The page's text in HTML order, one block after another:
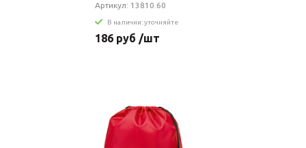
Артикул: 13810.60
В наличии: уточняйте
186 руб /шт